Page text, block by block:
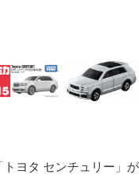
「トヨタ センチュリー」